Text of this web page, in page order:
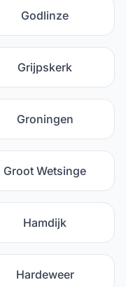
Godlinze
Grijpskerk
Groningen
Groot Wetsinge
Hamdijk
Hardeweer